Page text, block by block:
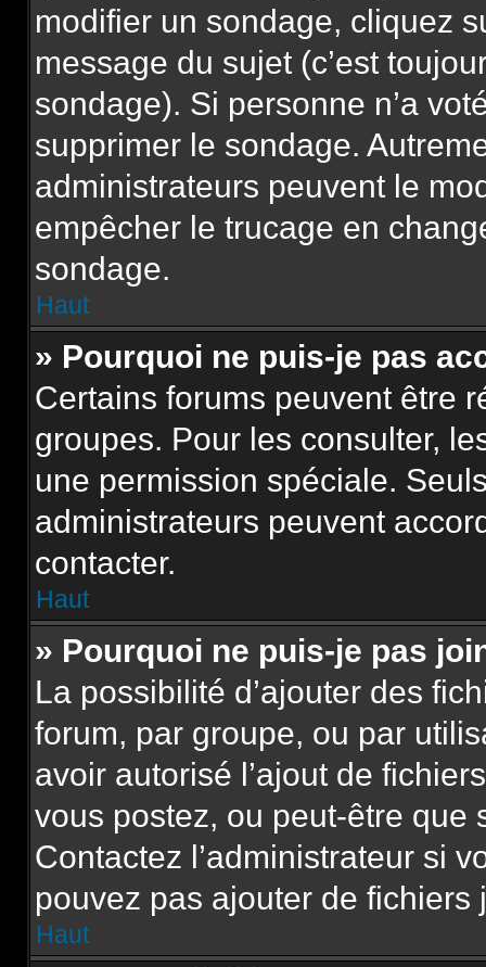
modifier un sondage, cliquez
message du sujet (c’est
sondage). Si personne n’a
supprimer le sondage.
administrateurs peuvent le
empêcher le trucage en
sondage.
Haut
» Pourquoi ne puis-je pas
Certains forums peuvent être
groupes. Pour les consulter,
une permission spéciale.
administrateurs peuvent
contacter.
Haut
» Pourquoi ne puis-je pas
La possibilité d’ajouter des
forum, par groupe, ou par
avoir autorisé l’ajout de
vous postez, ou peut-être que
Contactez l’administrateur si
pouvez pas ajouter de fichiers
Haut